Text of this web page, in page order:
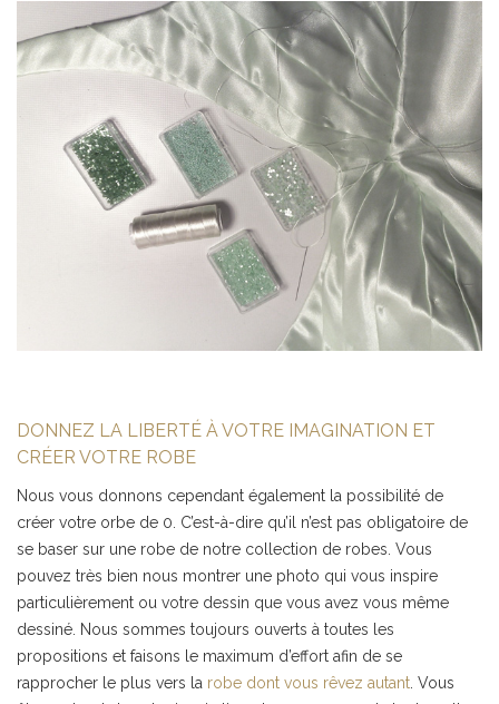
DONNEZ LA LIBERTÉ À VOTRE IMAGINATION ET
CRÉER VOTRE ROBE
Nous vous donnons cependant également la possibilité de
créer votre orbe de 0. C’est-à-dire qu’il n’est pas obligatoire de
se baser sur une robe de notre collection de robes. Vous
pouvez très bien nous montrer une photo qui vous inspire
particulièrement ou votre dessin que vous avez vous même
dessiné. Nous sommes toujours ouverts à toutes les
propositions et faisons le maximum d’effort afin de se
rapprocher le plus vers la robe dont vous rêvez autant . Vous